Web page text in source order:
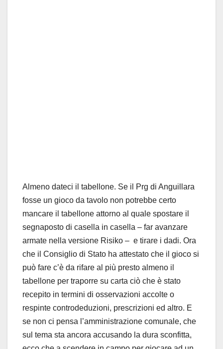
Almeno dateci il tabellone. Se il Prg di Anguillara
fosse un gioco da tavolo non potrebbe certo
mancare il tabellone attorno al quale spostare il
segnaposto di casella in casella – far avanzare
armate nella versione Risiko – e tirare i dadi. Ora
che il Consiglio di Stato ha attestato che il gioco si
può fare c’è da rifare al più presto almeno il
tabellone per traporre su carta ciò che è stato
recepito in termini di osservazioni accolte o
respinte controdeduzioni, prescrizioni ed altro. E
se non ci pensa l’amministrazione comunale, che
sul tema sta ancora accusando la dura sconfitta,